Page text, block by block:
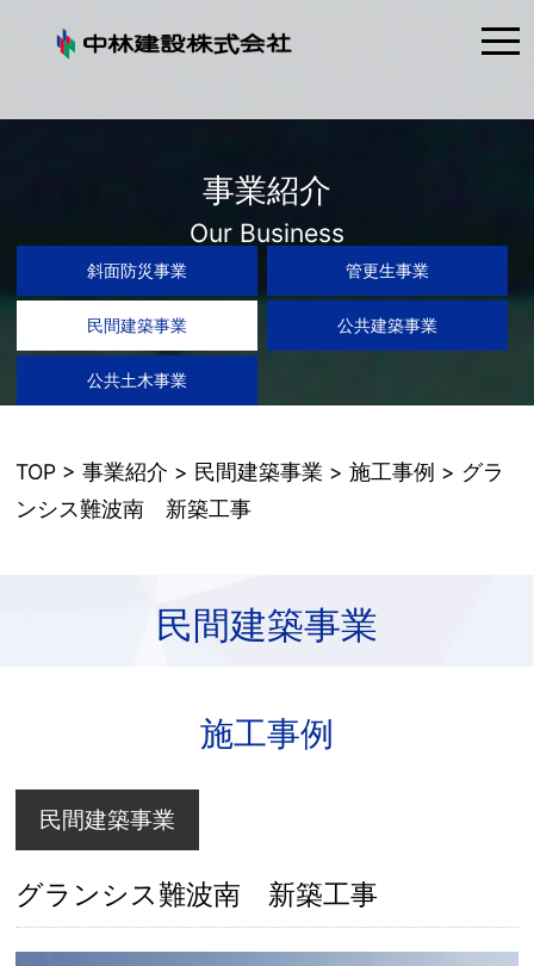
事業紹介
Our Business
斜面防災事業 管更生事業
民間建築事業 公共建築事業
公共土木事業
TOP >事業紹介 > 民間建築事業 >施工事例 > グラ
ンシス難波南 新築工事
民間建築事業
施工事例
民間建築事業
グランシス難波南 新築工事